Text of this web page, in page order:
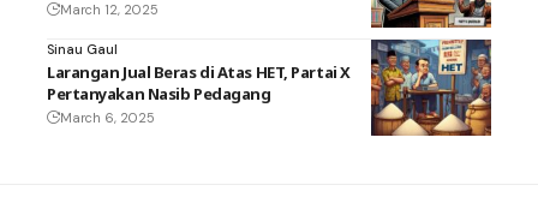
March 12, 2025
Sinau Gaul
Larangan Jual Beras di Atas HET, Partai X
Pertanyakan Nasib Pedagang
March 6, 2025